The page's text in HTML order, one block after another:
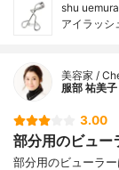
shu
アイラッシ
美容家 /
服部 祐美子
3.00
部分用のビュー
部分用のビューラ